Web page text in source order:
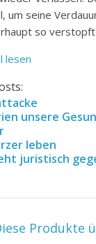
seine
so
lesen
unsere
leben
juristisch
Produkte